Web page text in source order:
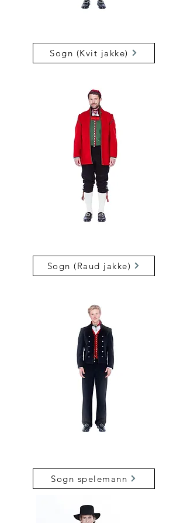
Sogn (Kvit jakke)
Sogn (Raud jakke)
Sogn spelemann